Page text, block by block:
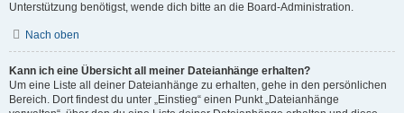
Unterstützung benötigst, wende dich bitte an die Board-Administration.
Nach oben
Kann ich eine Übersicht all meiner Dateianhänge erhalten?
Um eine Liste all deiner Dateianhänge zu erhalten, gehe in den persönlichen
Bereich. Dort findest du unter „Einstieg“ einen Punkt „Dateianhänge